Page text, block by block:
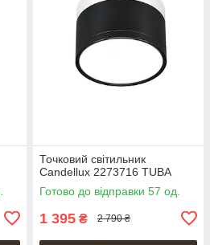
Точковий світильник
Candellux 2273716 TUBA
Готово до відправки 57 од.
1 395 ₴ 2 790 ₴